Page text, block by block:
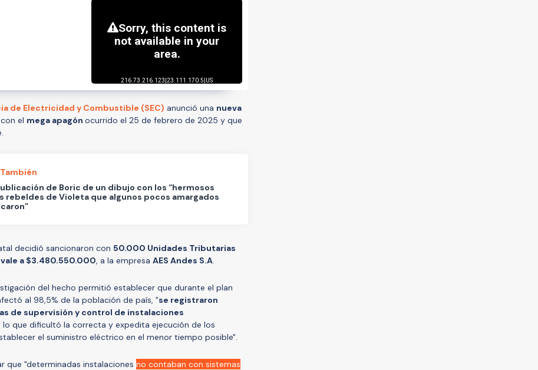
de Electricidad y Combustible (SEC) anunció una nueva
el mega apagón ocurrido el 25 de febrero de 2025 y que
de Boric de un dibujo con los “hermosos
rebeldes de Violeta que algunos pocos amargados
decidió sancionaron con 50.000 Unidades Tributarias
a $3.480.550.000, a la empresa AES Andes S.A.
del hecho permitió establecer que durante el plan
al 98,5% de la población de país, "se registraron
de supervisión y control de instalaciones
lo que dificultó la correcta y expedita ejecución de los
el suministro eléctrico en el menor tiempo posible".
que "determinadas instalaciones no contaban con sistemas